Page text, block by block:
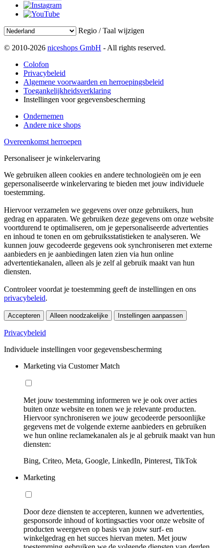
Regio / Taal wijzigen
© 2010-2026 niceshops GmbH - All rights reserved.
Colofon
Privacybeleid
Algemene voorwaarden en herroepingsbeleid
Toegankelijkheidsverklaring
Instellingen voor gegevensbescherming
Ondernemen
Andere nice shops
Overeenkomst herroepen
Personaliseer je winkelervaring
We gebruiken alleen cookies en andere technologieën om je een
gepersonaliseerde winkelervaring te bieden met jouw individuele
toestemming.
Hiervoor verzamelen we gegevens over onze gebruikers, hun
gedrag en apparaten. We gebruiken deze gegevens om onze website
voortdurend te optimaliseren, om je gepersonaliseerde advertenties
en inhoud te tonen en om gebruiksstatistieken te analyseren. We
kunnen jouw gecodeerde gegevens ook synchroniseren met externe
aanbieders en je aanbiedingen laten zien via hun online
advertentiekanalen, alleen als je zelf al gebruik maakt van hun
diensten.
Controleer voordat je toestemming geeft de instellingen en ons
privacybeleid.
Accepteren Alleen noodzakelijke Instellingen aanpassen
Privacybeleid
Individuele instellingen voor gegevensbescherming
Marketing via Customer Match
Met jouw toestemming informeren we je ook over acties
buiten onze website en tonen we je relevante producten.
Hiervoor synchroniseren we jouw gecodeerde persoonlijke
gegevens met de volgende externe aanbieders en gebruiken
we hun online reclamekanalen als je al gebruik maakt van hun
diensten:
Bing, Criteo, Meta, Google, LinkedIn, Pinterest, TikTok
Marketing
Door deze diensten te accepteren, kunnen we advertenties,
gesponsorde inhoud of kortingsacties voor onze website of
producten weergeven op basis van jouw surf- en
winkelgedrag en het succes hiervan meten. Met jouw